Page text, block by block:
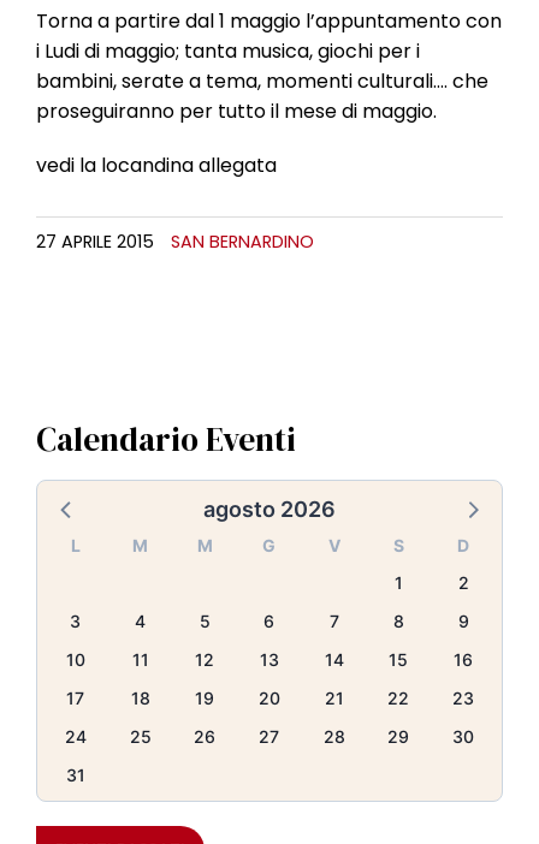
Torna a partire dal 1 maggio l’appuntamento con
i Ludi di maggio; tanta musica, giochi per i
bambini, serate a tema, momenti culturali…. che
proseguiranno per tutto il mese di maggio.
vedi la locandina allegata
27 APRILE 2015 SAN BERNARDINO
Calendario Eventi
agosto 2026
L M M G V S
D
1
2
3
4 5 6 7 8
9
10
11 12 13 14 15
16
17
18 19 20 21 22
23
24
25 26 27 28 29
30
31